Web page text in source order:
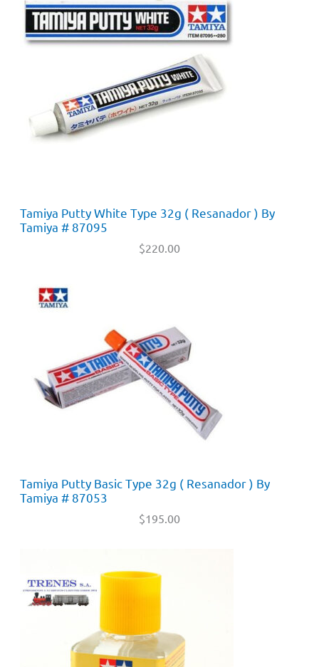
Tamiya Putty White Type 32g ( Resanador ) By
Tamiya # 87095
$220.00
Tamiya Putty Basic Type 32g ( Resanador ) By
Tamiya # 87053
$195.00